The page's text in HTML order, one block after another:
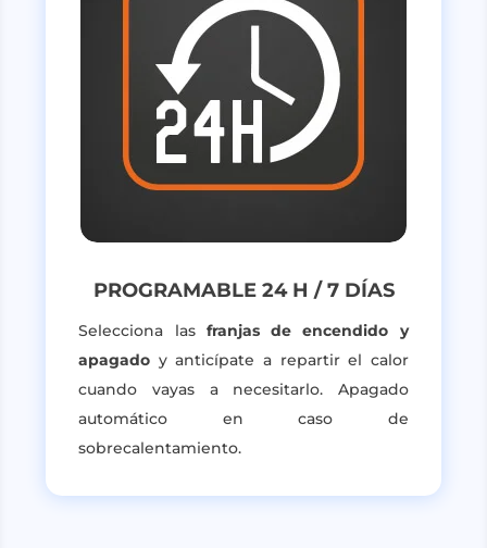
PROGRAMABLE 24 H / 7 DÍAS
Selecciona las franjas de encendido y
apagado y anticípate a repartir el calor
cuando vayas a necesitarlo. Apagado
automático en caso de
sobrecalentamiento.